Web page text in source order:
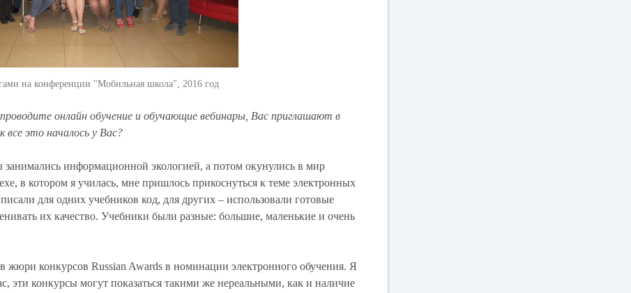
на конференции "Мобильная школа", 2016 год
онлайн обучение и обучающие вебинары, Вас приглашают в
все это началось у Вас?
информационной экологией, а потом окунулись в мир
в котором я училась, мне пришлось прикоснуться к теме электронных
для одних учебников код, для других – использовали готовые
их качество. Учебники были разные: большие, маленькие и очень
жюри конкурсов Russian Awards в номинации электронного обучения. Я
эти конкурсы могут показаться такими же нереальными, как и наличие